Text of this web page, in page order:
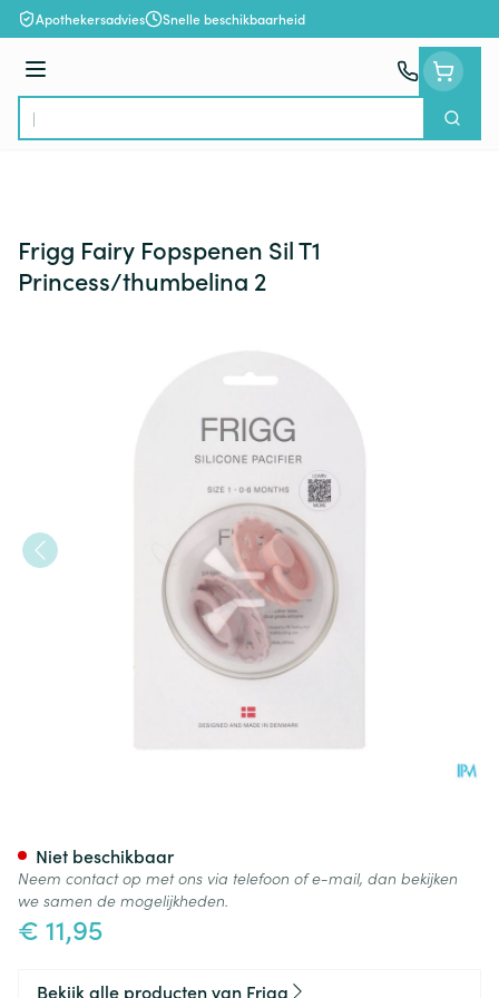
Ga naar de inhoud
Apothekersadvies Snelle beschikbaarheid
Menu
Product, merk, categorie...
Zoek
Frigg Fairy Fopspenen Sil T1
Princess/thumbelina 2
€ 11,95
Niet beschikbaar
Neem contact op met ons via telefoon of e-mail, dan bekijken
we samen de mogelijkheden.
Bekijk alle producten van Frigg